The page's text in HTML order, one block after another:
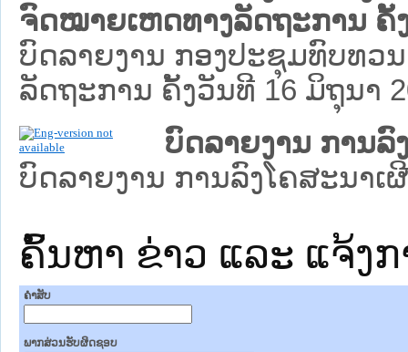
ຈົດໝາຍເຫດທາງລັດຖະການ ຄັ້
ບົດລາຍງານ ກອງປະຊຸມທົບທວ
ລັດຖະການ ຄັ້ງວັນທີ 16 ມິຖຸນາ
ບົດລາຍງານ ການ
ບົດລາຍງານ ການລົງໂຄສະນາ
ຄົ້ນຫາ ຂ່າວ ແລະ ແຈ້ງກ
ຄໍາສັບ
ພາກສ່ວນຮັບຜິດຊອບ